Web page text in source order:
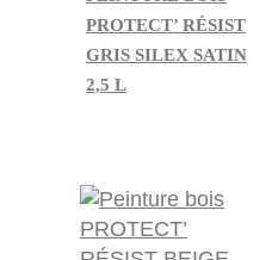
PROTECT’ RÉSIST
GRIS SILEX SATIN
2,5 L